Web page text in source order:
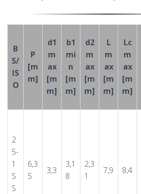
B
S/
IS
O
P
[m
m]
d1
m
ax
[m
m]
b1
mi
n
[m
m]
d2
m
ax
[m
m]
L
m
ax
[m
m]
Lc
m
ax
[m
m]
2
5-
1
S
S
6,3
5
3,3
3,1
8
2,3
1
7,9 8,4